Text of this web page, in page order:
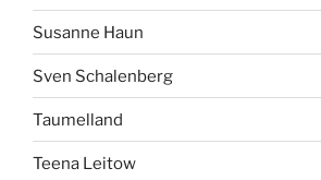
Susanne Haun
Sven Schalenberg
Taumelland
Teena Leitow